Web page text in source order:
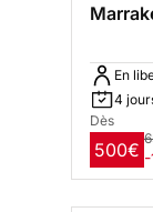
En
4
Dès
500€